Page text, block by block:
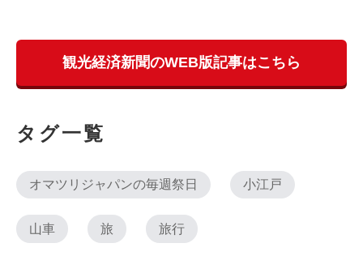
観光経済新聞のWEB版記事はこちら
タグ一覧
オマツリジャパンの毎週祭日 小江戸
山車 旅 旅行